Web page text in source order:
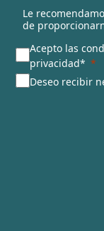
Le
de
Acepto las
privacidad*
Deseo recibir